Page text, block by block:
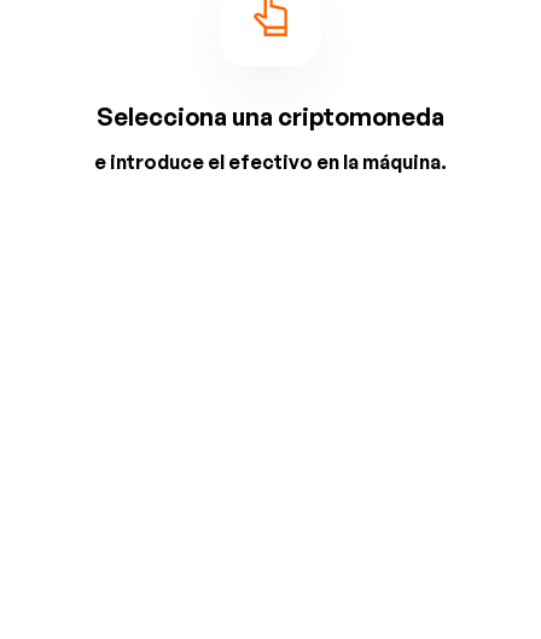
Selecciona una criptomoneda
e introduce el efectivo en la máquina.